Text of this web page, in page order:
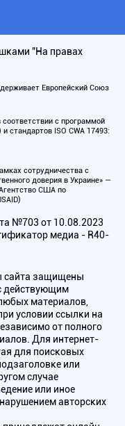
"На правах
Европейский Союз
с программой
стандартов ISO CWA 17493:
сотрудничества с
доверия в Украине» —
США по
№703 от 10.08.2023
медиа - R40-
сайта защищены
действующим
материалов,
условии ссылки на
от полного
Для интернет-
для поисковых
или
случае
или иное
авторских